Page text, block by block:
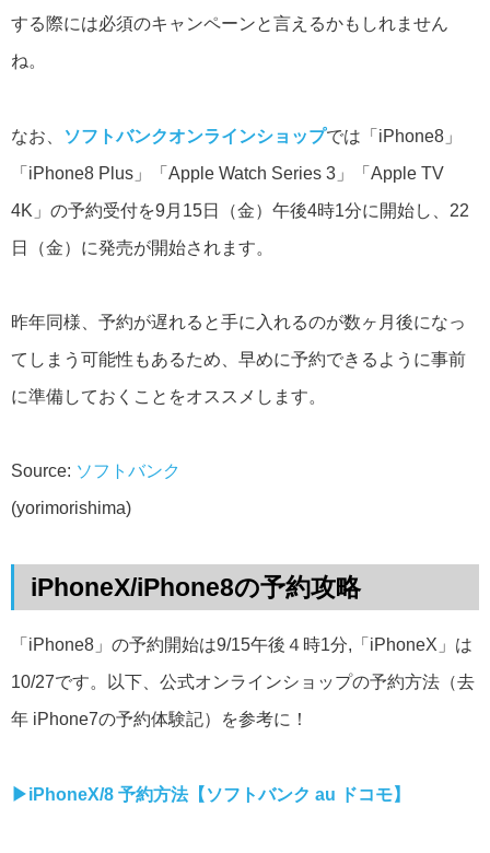
する際には必須のキャンペーンと言えるかもしれません
ね。
なお、 ソフトバンクオンラインショップでは「iPhone8」
「iPhone8 Plus」「Apple Watch Series 3」「Apple TV
4K」の予約受付を9月15日（金）午後4時1分に開始し、22
日（金）に発売が開始されます。
昨年同様、予約が遅れると手に入れるのが数ヶ月後になっ
てしまう可能性もあるため、早めに予約できるように事前
に準備しておくことをオススメします。
Source: ソフトバンク
(yorimorishima)
iPhoneX/iPhone8の予約攻略
「iPhone8」の予約開始は9/15午後４時1分,「iPhoneX」は
10/27です。以下、公式オンラインショップの予約方法（去
年 iPhone7の予約体験記）を参考に！
▶︎iPhoneX/8 予約方法【ソフトバンク au ドコモ】